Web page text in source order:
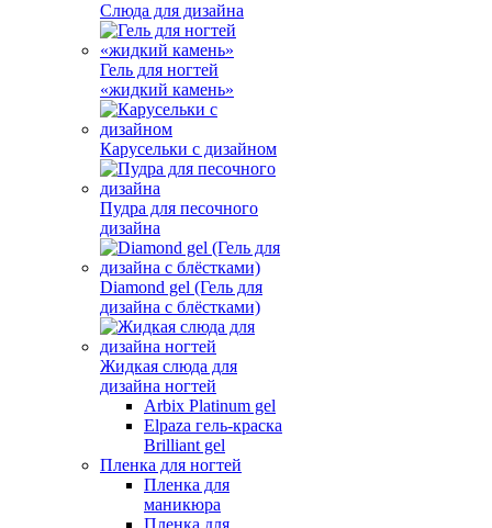
Слюда для дизайна
Гель для ногтей
«жидкий камень»
Карусельки с дизайном
Пудра для песочного
дизайна
Diamond gel (Гель для
дизайна с блёстками)
Жидкая слюда для
дизайна ногтей
Arbix Platinum gel
Elpaza гель-краска
Brilliant gel
Пленка для ногтей
Пленка для
маникюра
Пленка для